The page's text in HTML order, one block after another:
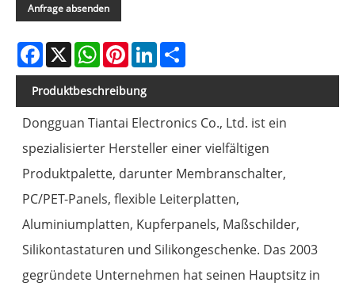
Anfrage absenden
Facebook
X WhatsAppPinterestLinkedIn
Produktbeschreibung
Dongguan Tiantai Electronics Co., Ltd. ist ein
spezialisierter Hersteller einer vielfältigen
Produktpalette, darunter Membranschalter,
PC/PET-Panels, flexible Leiterplatten,
Aluminiumplatten, Kupferpanels, Maßschilder,
Silikontastaturen und Silikongeschenke. Das 2003
gegründete Unternehmen hat seinen Hauptsitz in